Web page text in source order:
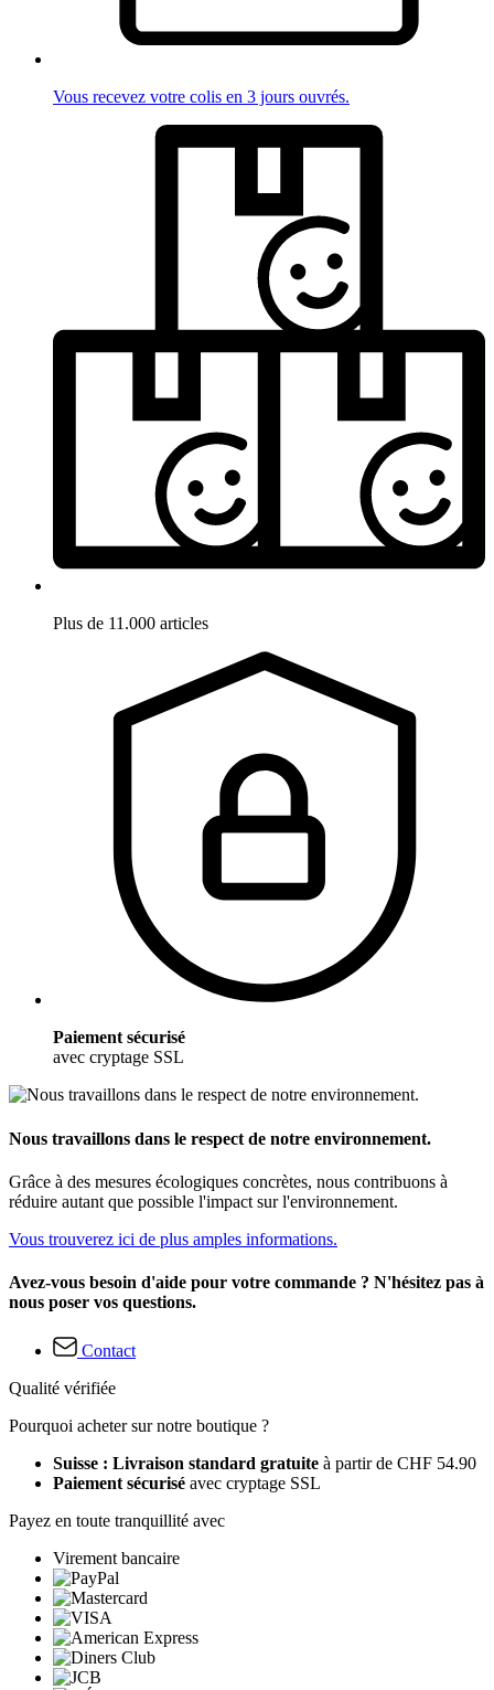
Vous recevez votre colis en 3 jours ouvrés.
Plus de 11.000 articles
Paiement sécurisé
avec cryptage SSL
Nous travaillons dans le respect de notre environnement.
Grâce à des mesures écologiques concrètes, nous contribuons à
réduire autant que possible l'impact sur l'environnement.
Vous trouverez ici de plus amples informations.
Avez-vous besoin d'aide pour votre commande ? N'hésitez pas à
nous poser vos questions.
Contact
Qualité vérifiée
Pourquoi acheter sur notre boutique ?
Suisse : Livraison standard gratuite à partir de CHF 54.90
Paiement sécurisé avec cryptage SSL
Payez en toute tranquillité avec
Virement bancaire